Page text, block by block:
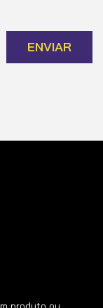
ENVIAR